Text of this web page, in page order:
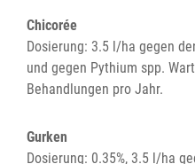
Chicorée
Dosierung: 3.5 l/ha gegen
und gegen Pythium spp.
Behandlungen pro Jahr.
Gurken
Dosierung: 0.35%, 3.5 l/ha